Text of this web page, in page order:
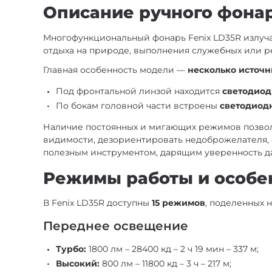
Описание ручного
Многофункциональный фонарь Fenix LD35R
отдыха на природе, выполнения служебных или
Главная особенность модели — несколько
Под фронтальной линзой находится
По бокам головной части встроены
Наличие постоянных и мигающих режимов
видимости, дезориентировать
полезным инструментом, дарящим уверенность
Режимы работы и
В Fenix LD35R доступны15 режимов, поделенных
Переднее освещение
Турбо: 1800 лм – 28400 кд – 2 ч 19 мин – 337 м;
Высокий:800 лм – 11800 кд – 3 ч – 217 м;